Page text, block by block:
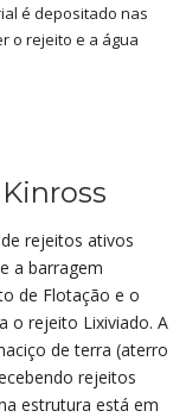
é depositado nas
o rejeito e a água
rejeitos ativos
a barragem
de Flotação e o
o rejeito Lixiviado. A
de terra (aterro
rejeitos
estrutura está em